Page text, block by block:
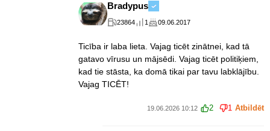
Bradypus
23864 1 09.06.2017
Ticība ir laba lieta. Vajag ticēt zinātnei, kad tā
gatavo vīrusu un mājsēdi. Vajag ticēt politiķiem,
kad tie stāsta, ka domā tikai par tavu labklājību.
Vajag TICĒT!
19.06.2026 10:12 2 1 Atbildēt